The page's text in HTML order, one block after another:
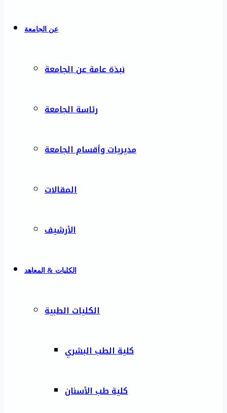
عن الجامعة
نبذة عامة عن الجامعة
رئاسة الجامعة
مديريات وأقسام الجامعة
المقالات
الأرشيف
الكليات & المعاهد
الكليات الطبية
كلية الطب البشري
كلية طب الأسنان